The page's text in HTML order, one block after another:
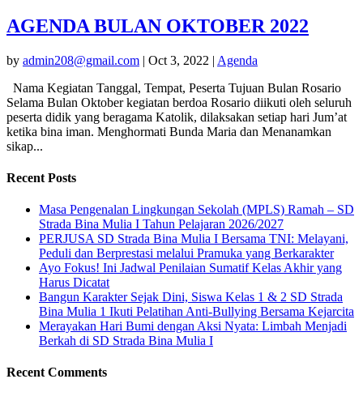
AGENDA BULAN OKTOBER 2022
by admin208@gmail.com | Oct 3, 2022 | Agenda
Nama Kegiatan Tanggal, Tempat, Peserta Tujuan Bulan Rosario
Selama Bulan Oktober kegiatan berdoa Rosario diikuti oleh seluruh
peserta didik yang beragama Katolik, dilaksakan setiap hari Jum’at
ketika bina iman. Menghormati Bunda Maria dan Menanamkan
sikap...
Recent Posts
Masa Pengenalan Lingkungan Sekolah (MPLS) Ramah – SD
Strada Bina Mulia I Tahun Pelajaran 2026/2027
PERJUSA SD Strada Bina Mulia I Bersama TNI: Melayani,
Peduli dan Berprestasi melalui Pramuka yang Berkarakter
Ayo Fokus! Ini Jadwal Penilaian Sumatif Kelas Akhir yang
Harus Dicatat
Bangun Karakter Sejak Dini, Siswa Kelas 1 & 2 SD Strada
Bina Mulia 1 Ikuti Pelatihan Anti-Bullying Bersama Kejarcita
Merayakan Hari Bumi dengan Aksi Nyata: Limbah Menjadi
Berkah di SD Strada Bina Mulia I
Recent Comments